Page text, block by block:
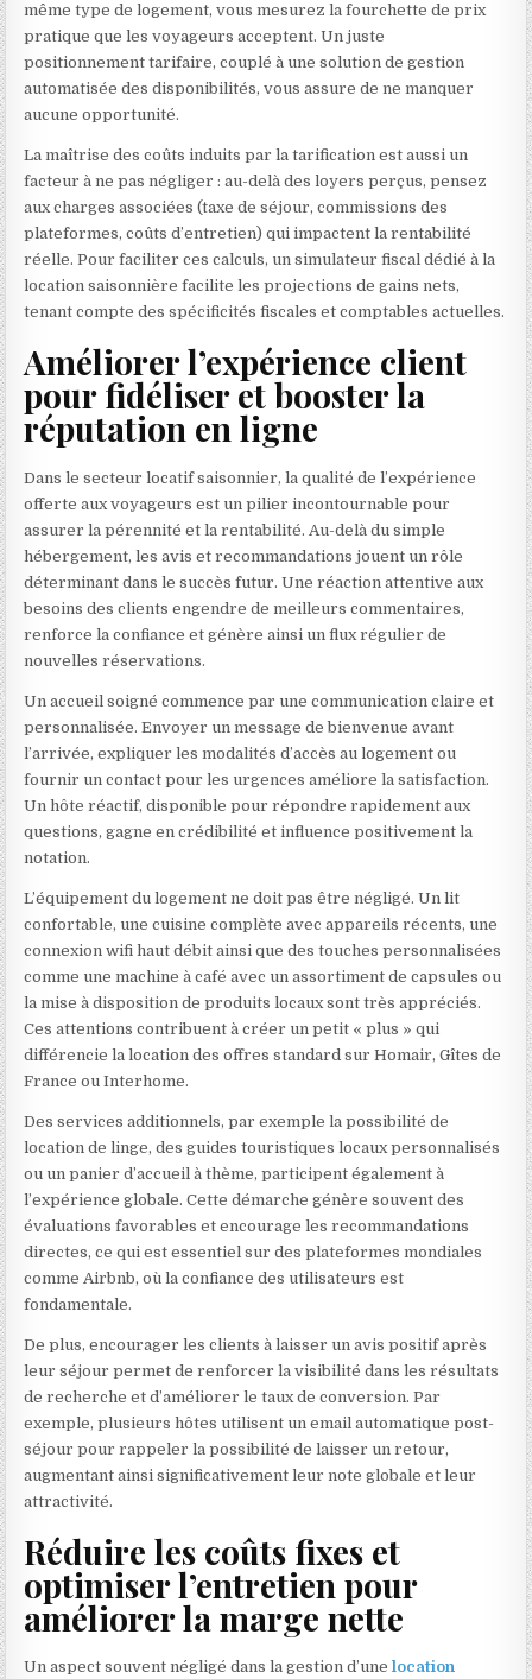
même type de logement, vous mesurez la fourchette de prix
pratique que les voyageurs acceptent. Un juste
positionnement tarifaire, couplé à une solution de gestion
automatisée des disponibilités, vous assure de ne manquer
aucune opportunité.
La maîtrise des coûts induits par la tarification est aussi un
facteur à ne pas négliger : au-delà des loyers perçus, pensez
aux charges associées (taxe de séjour, commissions des
plateformes, coûts d’entretien) qui impactent la rentabilité
réelle. Pour faciliter ces calculs, un simulateur fiscal dédié à la
location saisonnière facilite les projections de gains nets,
tenant compte des spécificités fiscales et comptables actuelles.
Améliorer l’expérience client
pour fidéliser et booster la
réputation en ligne
Dans le secteur locatif saisonnier, la qualité de l’expérience
offerte aux voyageurs est un pilier incontournable pour
assurer la pérennité et la rentabilité. Au-delà du simple
hébergement, les avis et recommandations jouent un rôle
déterminant dans le succès futur. Une réaction attentive aux
besoins des clients engendre de meilleurs commentaires,
renforce la confiance et génère ainsi un flux régulier de
nouvelles réservations.
Un accueil soigné commence par une communication claire et
personnalisée. Envoyer un message de bienvenue avant
l’arrivée, expliquer les modalités d’accès au logement ou
fournir un contact pour les urgences améliore la satisfaction.
Un hôte réactif, disponible pour répondre rapidement aux
questions, gagne en crédibilité et influence positivement la
notation.
L’équipement du logement ne doit pas être négligé. Un lit
confortable, une cuisine complète avec appareils récents, une
connexion wifi haut débit ainsi que des touches personnalisées
comme une machine à café avec un assortiment de capsules ou
la mise à disposition de produits locaux sont très appréciés.
Ces attentions contribuent à créer un petit « plus » qui
différencie la location des offres standard sur Homair, Gîtes de
France ou Interhome.
Des services additionnels, par exemple la possibilité de
location de linge, des guides touristiques locaux personnalisés
ou un panier d’accueil à thème, participent également à
l’expérience globale. Cette démarche génère souvent des
évaluations favorables et encourage les recommandations
directes, ce qui est essentiel sur des plateformes mondiales
comme Airbnb, où la confiance des utilisateurs est
fondamentale.
De plus, encourager les clients à laisser un avis positif après
leur séjour permet de renforcer la visibilité dans les résultats
de recherche et d’améliorer le taux de conversion. Par
exemple, plusieurs hôtes utilisent un email automatique post-
séjour pour rappeler la possibilité de laisser un retour,
augmentant ainsi significativement leur note globale et leur
attractivité.
Réduire les coûts fixes et
optimiser l’entretien pour
améliorer la marge nette
Un aspect souvent négligé dans la gestion d’unelocation